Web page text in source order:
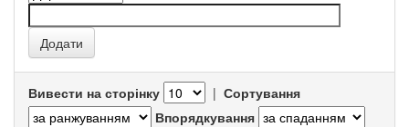
Вивести на сторінку | Сортування
Впорядкування